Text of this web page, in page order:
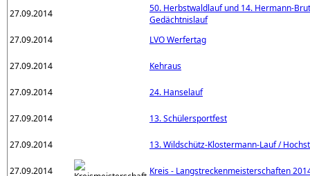
27.09.2014
50. Herbstwaldlauf und 14. Hermann-
Gedächtnislauf
27.09.2014
LVO Werfertag
27.09.2014 Kehraus
27.09.2014 24. Hanselauf
27.09.2014 13. Schülersportfest
27.09.2014 13. Wildschütz-Klostermann-Lauf /
27.09.2014 Kreis - Langstreckenmeisterschaften